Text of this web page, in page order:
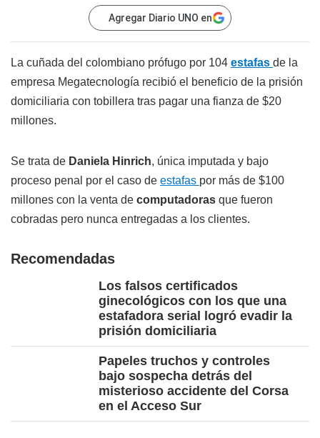
Agregar Diario UNO en
La cuñada del colombiano prófugo por 104 estafas de la
empresa Megatecnología recibió el beneficio de la prisión
domiciliaria con tobillera tras pagar una fianza de $20
millones.
Se trata de Daniela Hinrich, única imputada y bajo
proceso penal por el caso de estafas por más de $100
millones con la venta de computadoras que fueron
cobradas pero nunca entregadas a los clientes.
Recomendadas
Los falsos certificados
ginecológicos con los que una
estafadora serial logró evadir la
prisión domiciliaria
Papeles truchos y controles
bajo sospecha detrás del
misterioso accidente del Corsa
en el Acceso Sur